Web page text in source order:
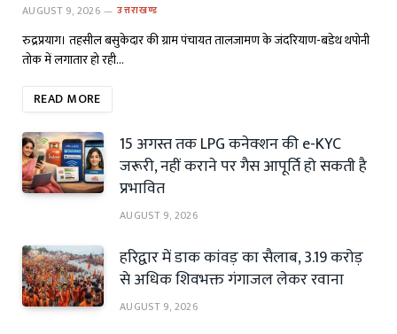
AUGUST 9, 2026 उत्तराखण्ड
रुद्रप्रयाग। तहसील बसुकेदार की ग्राम पंचायत तालजामण के जंदरियाण-बडेथ थपोनी
तोक में लगातार हो रही…
READ MORE
15 अगस्त तक LPG कनेक्शन की e-KYC
जरूरी, नहीं कराने पर गैस आपूर्ति हो सकती है
प्रभावित
AUGUST 9, 2026
हरिद्वार में डाक कांवड़ का सैलाब, 3.19 करोड़
से अधिक शिवभक्त गंगाजल लेकर रवाना
AUGUST 9, 2026